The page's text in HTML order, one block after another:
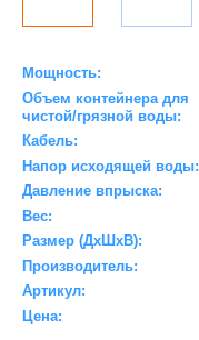
Мощность:
Объем контейнера для
чистой/грязной воды:
Кабель:
Напор исходящей воды:
Давление впрыска:
Вес:
Размер (ДхШхВ):
Производитель:
Артикул:
Цена: